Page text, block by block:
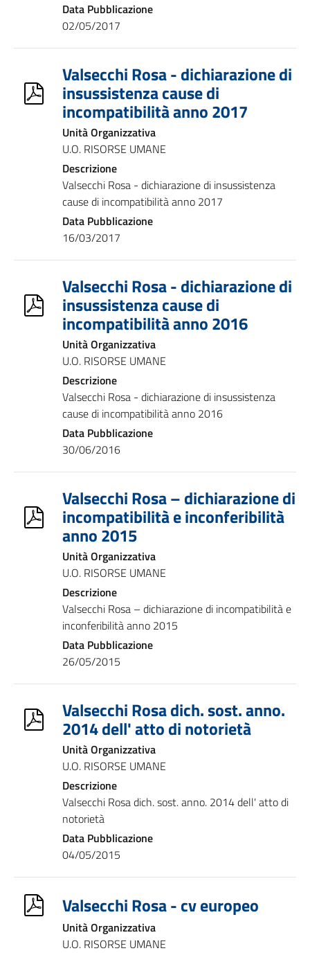
Data Pubblicazione
02/05/2017
Valsecchi Rosa - dichiarazione di
insussistenza cause di
incompatibilità anno 2017
Unità Organizzativa
U.O. RISORSE UMANE
Descrizione
Valsecchi Rosa - dichiarazione di insussistenza
cause di incompatibilità anno 2017
Data Pubblicazione
16/03/2017
Valsecchi Rosa - dichiarazione di
insussistenza cause di
incompatibilità anno 2016
Unità Organizzativa
U.O. RISORSE UMANE
Descrizione
Valsecchi Rosa - dichiarazione di insussistenza
cause di incompatibilità anno 2016
Data Pubblicazione
30/06/2016
Valsecchi Rosa – dichiarazione di
incompatibilità e inconferibilità
anno 2015
Unità Organizzativa
U.O. RISORSE UMANE
Descrizione
Valsecchi Rosa – dichiarazione di incompatibilità e
inconferibilità anno 2015
Data Pubblicazione
26/05/2015
Valsecchi Rosa dich. sost. anno.
2014 dell' atto di notorietà
Unità Organizzativa
U.O. RISORSE UMANE
Descrizione
Valsecchi Rosa dich. sost. anno. 2014 dell' atto di
notorietà
Data Pubblicazione
04/05/2015
Valsecchi Rosa - cv europeo
Unità Organizzativa
U.O. RISORSE UMANE